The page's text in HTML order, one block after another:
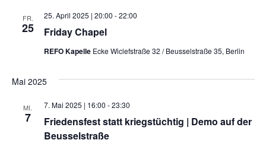
FR.
25 Friday Chapel
25. April 2025 | 20:00 -22:00
REFO Kapelle Ecke Wiclefstraße 32 / Beusselstraße 35, Berlin
Mai 2025
MI.
7
Friedensfest statt kriegstüchtig | Demo auf der
Beusselstraße
7. Mai 2025 | 16:00 -23:30